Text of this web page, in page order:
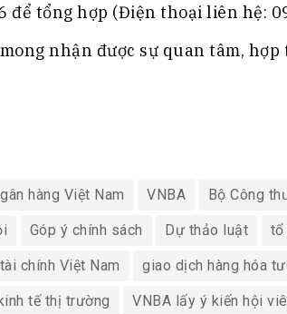
để tổng hợp (Điện thoại liên hệ:
nhận được sự quan tâm, hợp
hàng Việt Nam VNBA Bộ Công
Góp ý chính sách Dự thảo luật tổ
chính Việt Nam giao dịch hàng hóa
tế thị trường VNBA lấy ý kiến hội